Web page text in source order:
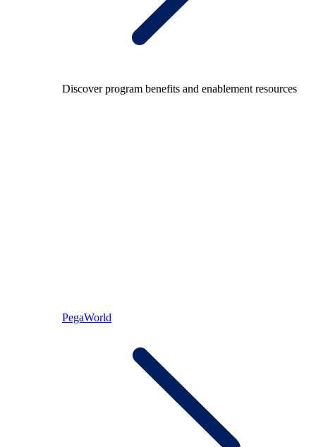
Discover program benefits and enablement resources
PegaWorld